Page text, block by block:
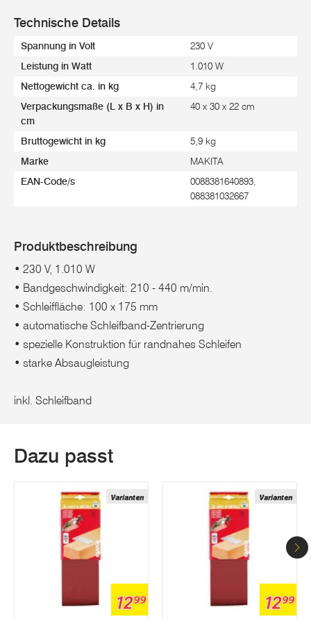
Technische Details
Spannung in Volt 230 V
Leistung in Watt 1.010 W
Nettogewicht ca. in kg 4,7 kg
Verpackungsmaße (L x B x H) in
cm
40 x 30 x 22 cm
Bruttogewicht in kg 5,9 kg
Marke MAKITA
EAN-Code/s
0088381640893,
088381032667
Produktbeschreibung
• 230 V, 1.010 W
• Bandgeschwindigkeit: 210 - 440 m/min.
• Schleiffläche: 100 x 175 mm
• automatische Schleifband-Zentrierung
• spezielle Konstruktion für randnahes Schleifen
• starke Absaugleistung
inkl. Schleifband
Dazu passt
Varianten
1299
Varianten
1299